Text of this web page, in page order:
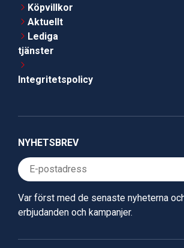
Köpvillkor
Aktuellt
Lediga
tjänster
Integritetspolicy
NYHETSBREV
Var först med de senaste nyheterna
erbjudanden och kampanjer.